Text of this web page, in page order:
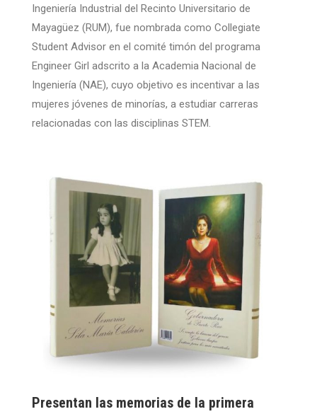
Ingeniería Industrial del Recinto Universitario de
Mayagüez (RUM), fue nombrada como Collegiate
Student Advisor en el comité timón del programa
Engineer Girl adscrito a la Academia Nacional de
Ingeniería (NAE), cuyo objetivo es incentivar a las
mujeres jóvenes de minorías, a estudiar carreras
relacionadas con las disciplinas STEM.
Presentan las memorias de la primera